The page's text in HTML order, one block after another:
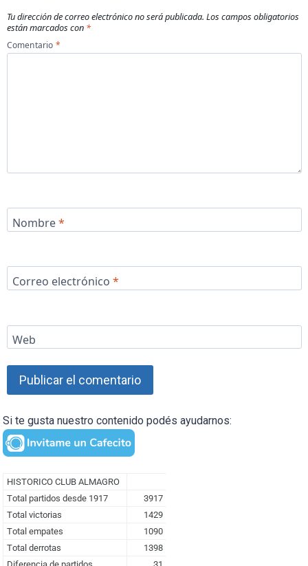
Tu dirección de correo electrónico no será publicada. Los campos obligatorios
están marcados con *
Comentario *
Nombre*
Correo electrónico *
Web
Si te gusta nuestro contenido podés ayudarnos: